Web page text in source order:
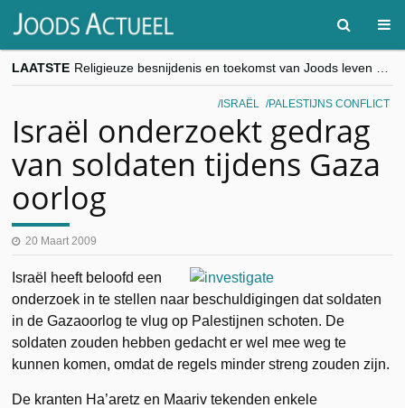
LAATSTE
“Besnijdenisdebat toont hoe moeilijk seculiere Westen minderheden begrijpt”, Jinnih Beels (Vooruit)
CITYTRIP | ROEMENIË – Boekarest: de verrassing van Oost-Europa
ISRAËL PALESTIJNS CONFLICT
Israël onderzoekt gedrag
van soldaten tijdens Gaza
oorlog
20 Maart 2009
Israël heeft beloofd een
onderzoek in te stellen naar beschuldigingen dat soldaten
in de Gazaoorlog te vlug op Palestijnen schoten. De
soldaten zouden hebben gedacht er wel mee weg te
kunnen komen, omdat de regels minder streng zouden zijn.
De kranten Ha’aretz en Maariv tekenden enkele